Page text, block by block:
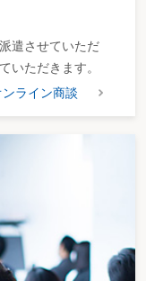
遣させていただ
いただきます。
ンライン商談